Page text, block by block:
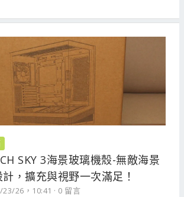
SKY 3海景玻璃機殼-無敵海景
，擴充與視野一次滿足！
23/26，10:41 0 留言